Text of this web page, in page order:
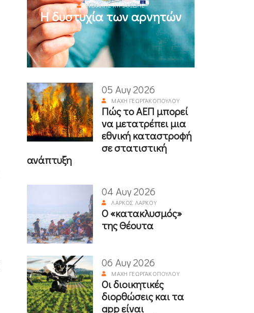
ΜΙΧΆΛΗΣ ΚΥΡΙΑΚΊΔΗΣ
Η δυστυχία των αρνητών
05 Αυγ 2026
ΜΆΧΗ ΓΕΩΡΓΑΚΟΠΟΎΛΟΥ
Πώς το ΑΕΠ μπορεί
να μετατρέπει μια
εθνική καταστροφή
σε στατιστική
ανάπτυξη
04 Αυγ 2026
ΛΆΡΚΟΣ ΛΆΡΚΟΥ
Ο «κατακλυσμός»
της Θέουτα
06 Αυγ 2026
ΜΆΧΗ ΓΕΩΡΓΑΚΟΠΟΎΛΟΥ
Οι διοικητικές
διορθώσεις και τα
app είναι